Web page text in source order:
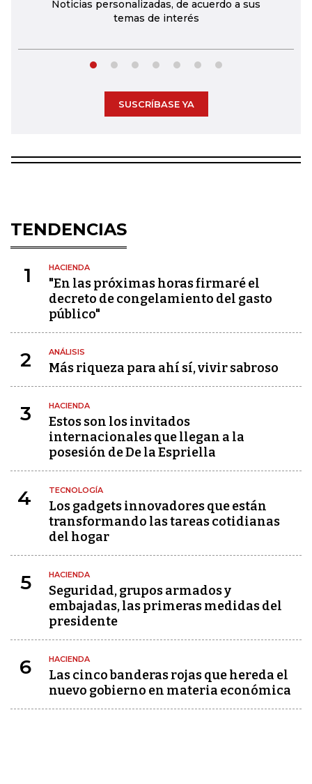
Noticias personalizadas, de acuerdo a sus
temas de interés
SUSCRÍBASE YA
TENDENCIAS
1 HACIENDA
"En las próximas horas firmaré el
decreto de congelamiento del gasto
público"
2 ANÁLISIS
Más riqueza para ahí sí, vivir sabroso
3 HACIENDA
Estos son los invitados
internacionales que llegan a la
posesión de De la Espriella
4 TECNOLOGÍA
Los gadgets innovadores que están
transformando las tareas cotidianas
del hogar
5 HACIENDA
Seguridad, grupos armados y
embajadas, las primeras medidas del
presidente
6 HACIENDA
Las cinco banderas rojas que hereda el
nuevo gobierno en materia económica